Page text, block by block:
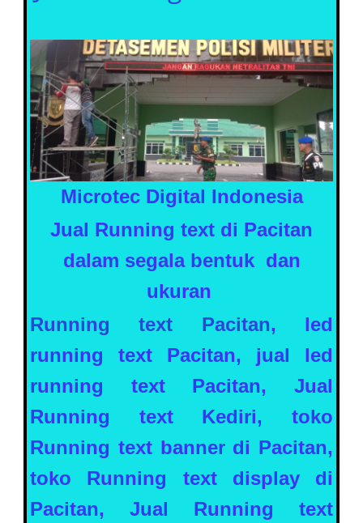
Microtec Digital Indonesia
Jual Running text di Pacitan
dalam segala bentuk dan
ukuran
Running text Pacitan, led
running text Pacitan, jual led
running text Pacitan, Jual
Running text Kediri, toko
Running text banner di Pacitan,
toko Running text display di
Pacitan, Jual Running text